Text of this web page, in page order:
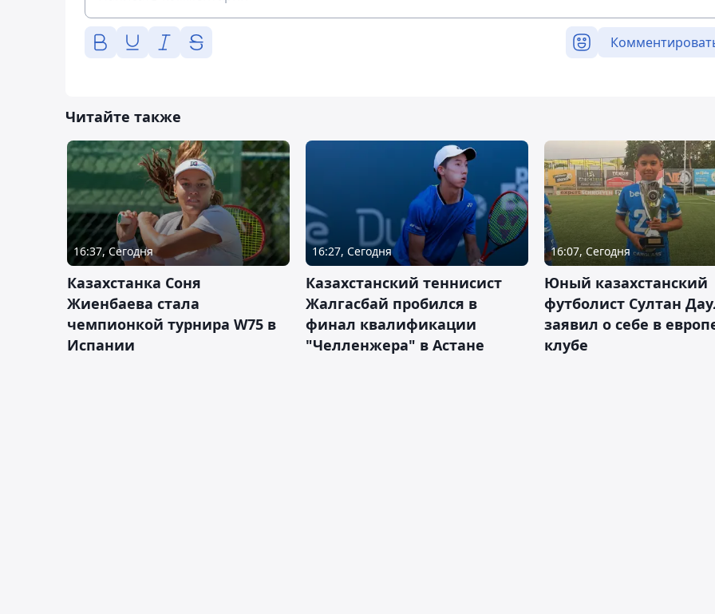
Читайте также
16:37, Сегодня
Казахстанка Соня
Жиенбаева стала
чемпионкой турнира W75 в
Испании
16:27, Сегодня
Казахстанский теннисист
Жалгасбай пробился в
финал квалификации
"Челленжера" в Астане
16:07, Сегодня
Юный казахстанский
футболист Султан
заявил о себе в
клубе